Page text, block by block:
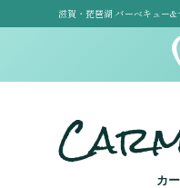
滋賀・琵琶湖 バーベキュー&
カ